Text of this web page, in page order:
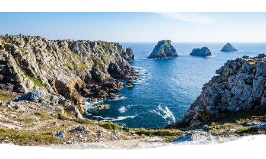
FORMULAIRE DE
RECHERCHE